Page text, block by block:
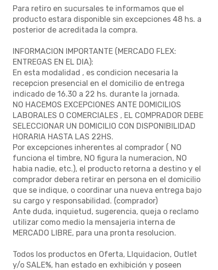
Para retiro en sucursales te informamos que el
producto estara disponible sin excepciones 48 hs. a
posterior de acreditada la compra.
INFORMACION IMPORTANTE (MERCADO FLEX:
ENTREGAS EN EL DIA):
En esta modalidad , es condicion necesaria la
recepcion presencial en el domicilio de entrega
indicado de 16.30 a 22 hs. durante la jornada.
NO HACEMOS EXCEPCIONES ANTE DOMICILIOS
LABORALES O COMERCIALES , EL COMPRADOR DEBE
SELECCIONAR UN DOMICILIO CON DISPONIBILIDAD
HORARIA HASTA LAS 22HS.
Por excepciones inherentes al comprador ( NO
funciona el timbre, NO figura la numeracion, NO
habia nadie, etc.), el producto retorna a destino y el
comprador debera retirar en persona en el domicilio
que se indique, o coordinar una nueva entrega bajo
su cargo y responsabilidad. (comprador)
Ante duda, inquietud, sugerencia, queja o reclamo
utilizar como medio la mensajeria interna de
MERCADO LIBRE, para una pronta resolucion.
Todos los productos en Oferta, LIquidacion, Outlet
y/o SALE%, han estado en exhibición y poseen